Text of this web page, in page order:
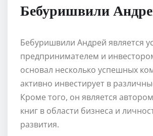
Бебуришвили
Бебуришвили Андрей является
предпринимателем и
основал несколько успешных
активно инвестирует в
Кроме того, он является
книг в области бизнеса и
развития.